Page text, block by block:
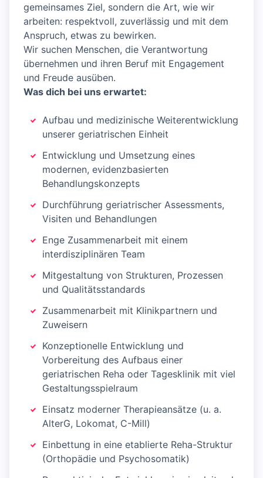
gemeinsames Ziel, sondern die Art, wie wir
arbeiten: respektvoll, zuverlässig und mit dem
Anspruch, etwas zu bewirken.
Wir suchen Menschen, die Verantwortung
übernehmen und ihren Beruf mit Engagement
und Freude ausüben.
Was dich bei uns erwartet:
Aufbau und medizinische Weiterentwicklung
unserer geriatrischen Einheit
Entwicklung und Umsetzung eines
modernen, evidenzbasierten
Behandlungskonzepts
Durchführung geriatrischer Assessments,
Visiten und Behandlungen
Enge Zusammenarbeit mit einem
interdisziplinären Team
Mitgestaltung von Strukturen, Prozessen
und Qualitätsstandards
Zusammenarbeit mit Klinikpartnern und
Zuweisern
Konzeptionelle Entwicklung und
Vorbereitung des Aufbaus einer
geriatrischen Reha oder Tagesklinik mit viel
Gestaltungsspielraum
Einsatz moderner Therapieansätze (u. a.
AlterG, Lokomat, C-Mill)
Einbettung in eine etablierte Reha-Struktur
(Orthopädie und Psychosomatik)